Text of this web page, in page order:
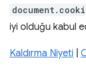
iyi olduğu kabul
Kaldırma Niyeti